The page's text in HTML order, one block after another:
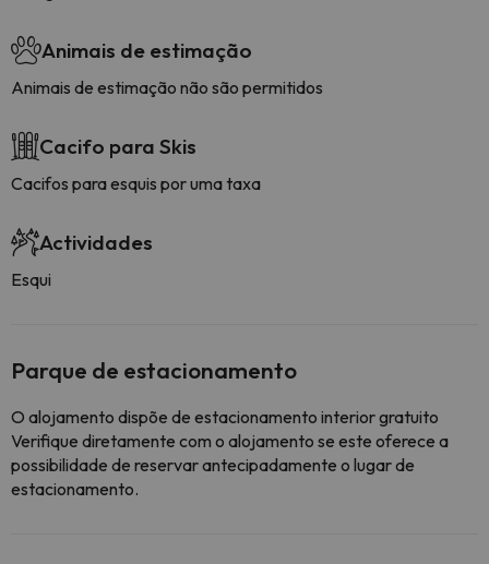
Animais de estimação
Animais de estimação não são permitidos
Cacifo para Skis
Cacifos para esquis por uma taxa
Actividades
Esqui
Parque de estacionamento
O alojamento dispõe de estacionamento interior gratuito
Verifique diretamente com o alojamento se este oferece a
possibilidade de reservar antecipadamente o lugar de
estacionamento.